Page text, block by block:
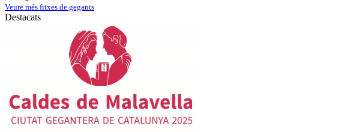
Veure més fitxes de gegants
Destacats